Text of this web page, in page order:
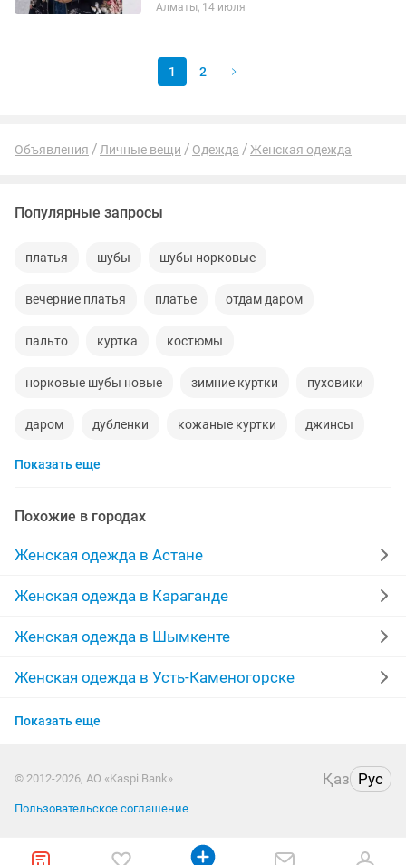
молнии х/б стрейч, черный стрейч
Алматы, 14 июля
1 2
Объявления Личные вещи Одежда Женская одежда
Популярные запросы
платья шубы шубы норковые
вечерние платья платье отдам даром
пальто куртка костюмы
норковые шубы новые зимние куртки пуховики
даром дубленки кожаные куртки джинсы
шубы мутон
куртки женские пальто женские
меховые жилетки халаты
брюки женская зимние пуховики
одежда дубленки женские парка куртка
юбка пиджаки
Показать еще
Похожие в городах
Женская одежда в Астане
Женская одежда в Караганде
Женская одежда в Шымкенте
Женская одежда в Усть-Каменогорске
Женская одежда в Атырау
Показать еще
© 2012-2026, АО «Kaspi Bank» Қаз Рус
Пользовательское соглашение